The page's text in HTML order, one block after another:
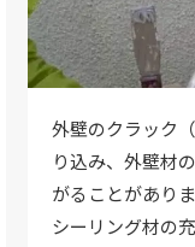
外壁のクラック
り込み、外壁材
がることがあり
シーリング材の